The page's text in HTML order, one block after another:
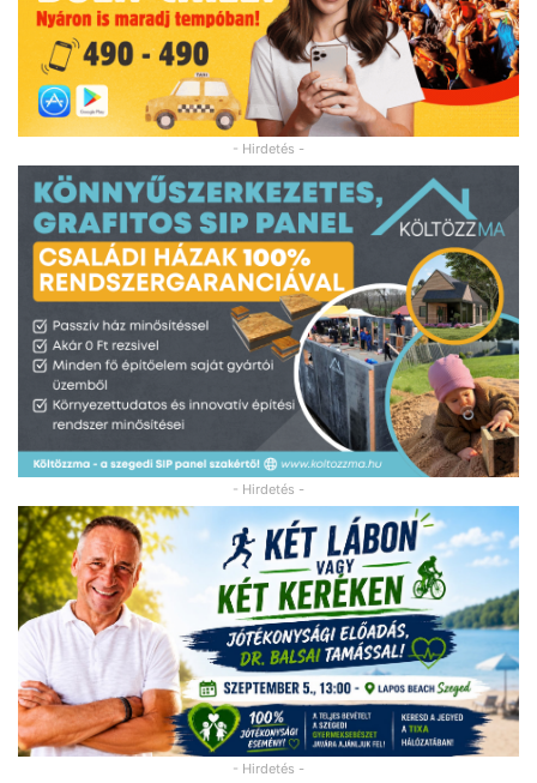
- Hirdetés -
- Hirdetés -
- Hirdetés -